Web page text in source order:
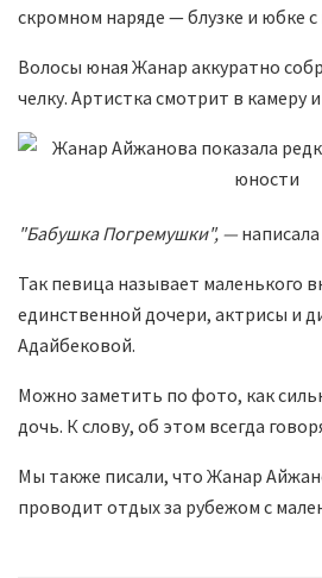
скромном наряде — блузке и юбке
Волосы юная Жанар аккуратно
челку. Артистка смотрит в камеру
"Бабушка Погремушки", —
Так певица называет маленького
единственной дочери, актрисы и
Адайбековой.
Можно заметить по фото, как
дочь. К слову, об этом всегда
Мы также писали, что Жанар
проводит отдых за рубежом с